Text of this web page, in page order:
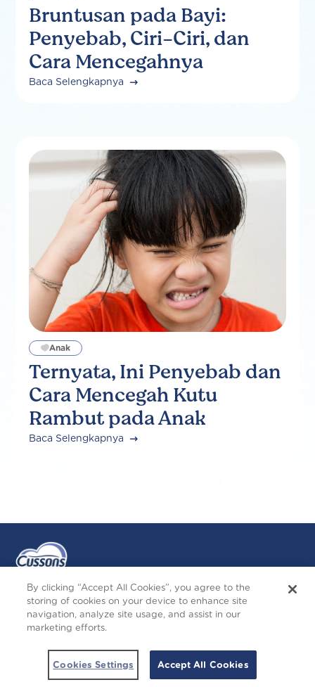
Bruntusan pada Bayi:
Penyebab, Ciri-Ciri, dan
Cara Mencegahnya
Baca Selengkapnya
Ternyata, Ini Penyebab dan
Cara Mencegah Kutu
Rambut pada Anak
Anak
Baca Selengkapnya
Ikuti Kami
s
t
l
l
c
e
Copyright © 2026 cussonsbaby.co.id. All right
reserved.
By clicking “Accept All Cookies”, you agree to the
storing of cookies on your device to enhance site
navigation, analyze site usage, and assist in our
marketing efforts.
Cookies Settings Accept All Cookies